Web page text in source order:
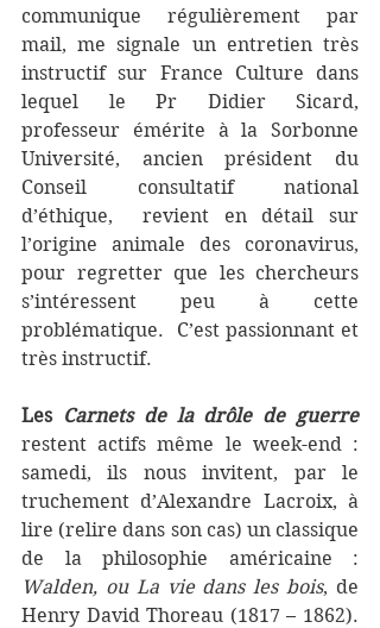
communique régulièrement par
mail, me signale un entretien très
instructif sur France Culture dans
lequel le Pr Didier Sicard,
professeur émérite à la Sorbonne
Université, ancien président du
Conseil consultatif national
d’éthique,  revient en détail sur
l’origine animale des coronavirus,
pour regretter que les chercheurs
s’intéressent peu à cette
problématique.  C’est passionnant et
très instructif.
Les Carnets de la drôle de guerre
restent actifs même le week-end :
samedi, ils nous invitent, par le
truchement d’Alexandre Lacroix, à
lire (relire dans son cas) un classique
Walden, ou La vie dans les bois, de
Henry David Thoreau (1817 – 1862).